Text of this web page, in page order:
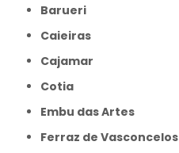
Barueri
Caieiras
Cajamar
Cotia
Embu das Artes
Ferraz de Vasconcelos